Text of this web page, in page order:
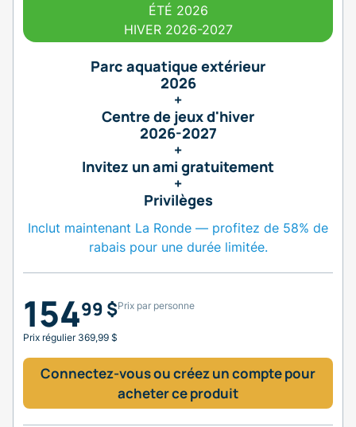
ÉTÉ 2026
HIVER 2026-2027
Parc aquatique extérieur
2026
+
Centre de jeux d'hiver
2026-2027
+
Invitez un ami gratuitement
+
Privilèges
Inclut maintenant La Ronde — profitez de 58% de
rabais pour une durée limitée.
Prix par personne
15499 $
Prix régulier 369,99 $
Connectez-vous ou créez un compte pour
acheter ce produit